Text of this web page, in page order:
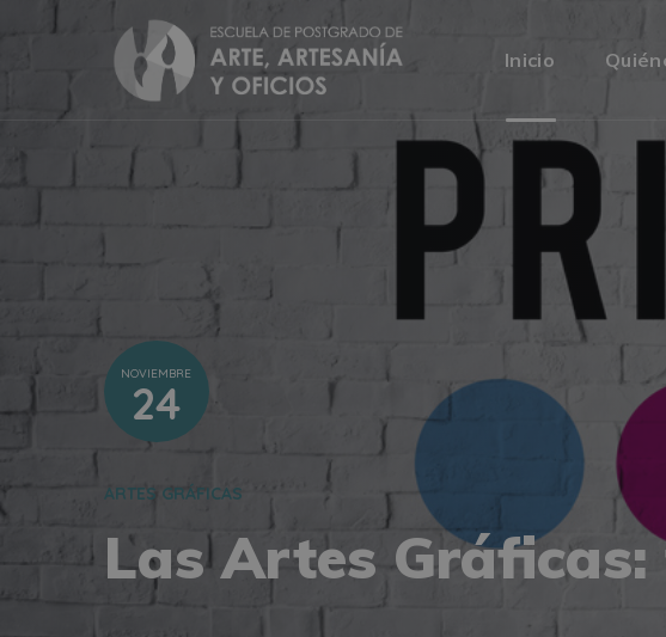
Inicio
NOVIEMBRE
24
ARTES GRÁFICAS
Las Artes